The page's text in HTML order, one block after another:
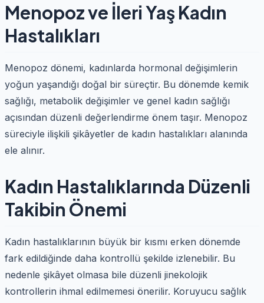
Menopoz ve İleri Yaş Kadın
Hastalıkları
Menopoz dönemi, kadınlarda hormonal değişimlerin
yoğun yaşandığı doğal bir süreçtir. Bu dönemde kemik
sağlığı, metabolik değişimler ve genel kadın sağlığı
açısından düzenli değerlendirme önem taşır. Menopoz
süreciyle ilişkili şikâyetler de kadın hastalıkları alanında
ele alınır.
Kadın Hastalıklarında Düzenli
Takibin Önemi
Kadın hastalıklarının büyük bir kısmı erken dönemde
fark edildiğinde daha kontrollü şekilde izlenebilir. Bu
nedenle şikâyet olmasa bile düzenli jinekolojik
kontrollerin ihmal edilmemesi önerilir. Koruyucu sağlık